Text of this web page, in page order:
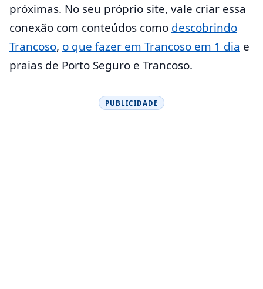
próximas. No seu próprio site, vale criar essa
conexão com conteúdos como descobrindo
Trancoso, o que fazer em Trancoso em 1 dia e
praias de Porto Seguro e Trancoso.
PUBLICIDADE